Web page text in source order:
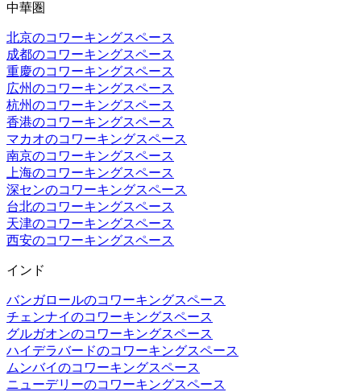
中華圏
北京のコワーキングスペース
成都のコワーキングスペース
重慶のコワーキングスペース
広州のコワーキングスペース
杭州のコワーキングスペース
香港のコワーキングスペース
マカオのコワーキングスペース
南京のコワーキングスペース
上海のコワーキングスペース
深センのコワーキングスペース
台北のコワーキングスペース
天津のコワーキングスペース
西安のコワーキングスペース
インド
バンガロールのコワーキングスペース
チェンナイのコワーキングスペース
グルガオンのコワーキングスペース
ハイデラバードのコワーキングスペース
ムンバイのコワーキングスペース
ニューデリーのコワーキングスペース